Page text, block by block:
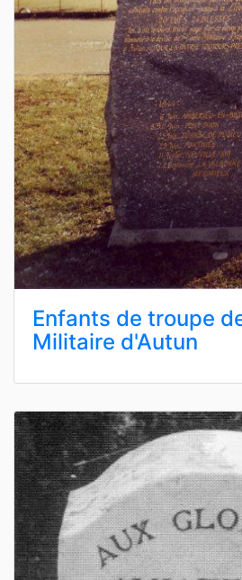
Enfants de troupe
Militaire d'Autun